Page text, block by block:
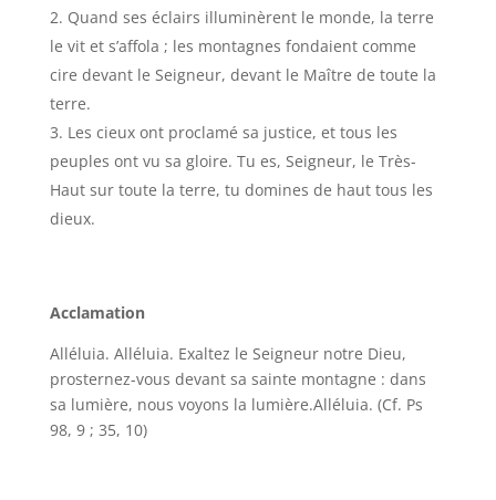
Quand ses éclairs illuminèrent le monde, la terre
le vit et s’affola ; les montagnes fondaient comme
cire devant le Seigneur, devant le Maître de toute la
terre.
Les cieux ont proclamé sa justice, et tous les
peuples ont vu sa gloire. Tu es, Seigneur, le Très-
Haut sur toute la terre, tu domines de haut tous les
dieux.
Acclamation
Alléluia. Alléluia. Exaltez le Seigneur notre Dieu,
prosternez-vous devant sa sainte montagne : dans
sa lumière, nous voyons la lumière.Alléluia. (Cf. Ps
98, 9 ; 35, 10)